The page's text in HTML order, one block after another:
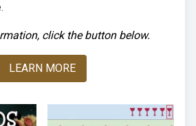
click the button below.
LEARN MORE